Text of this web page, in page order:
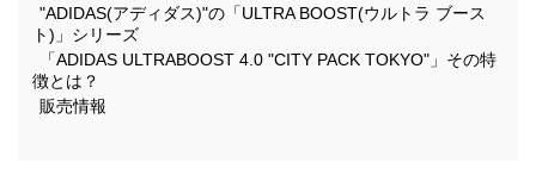
"ADIDAS(アディダス)"の「ULTRA BOOST(ウルトラ ブース
ト)」シリーズ
「ADIDAS ULTRABOOST 4.0 "CITY PACK TOKYO"」その特
徴とは？
販売情報